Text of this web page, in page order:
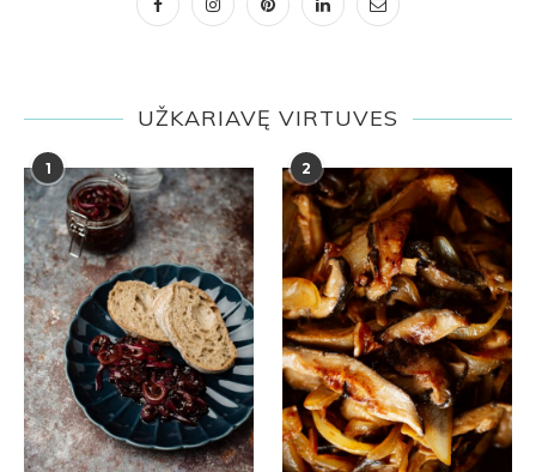
UŽKARIAVĘ VIRTUVES
1 2